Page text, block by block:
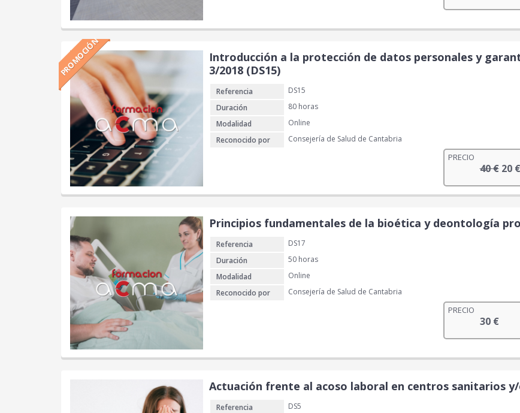
r
c
i
n
a
l
a
l
e
PROMOCIÓN
Introducción a la protección de datos personales y
3/2018 (DS15)
Referencia
DS15
Duración
80 horas
Modalidad
Online
Reconocido por
Consejería de Salud de Cantabria
PRECIO
40€ E
p
e
c
i
n
r
20 €E
Principios fundamentales de la bioética y deontología
Referencia
DS17
Duración
50 horas
Modalidad
Online
Reconocido por
Consejería de Salud de Cantabria
PRECIO
30 €
Actuación frente al acoso laboral en centros sanitarios
Referencia
DS5